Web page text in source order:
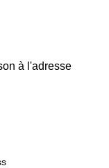
à l'adresse